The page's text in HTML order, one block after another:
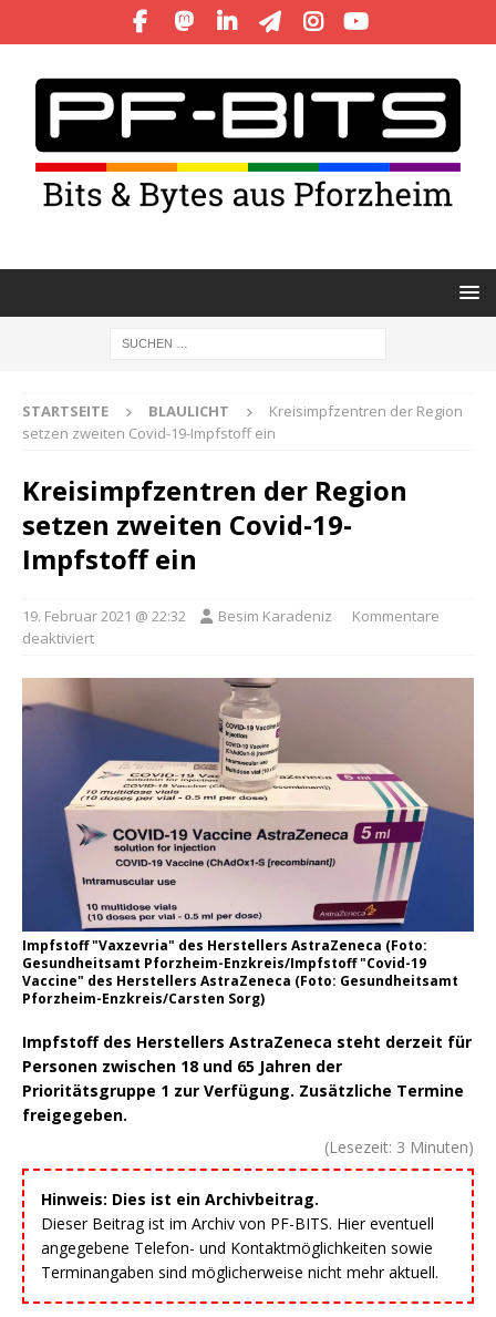
STARTSEITE BLAULICHT
Kreisimpfzentren der Region
setzen zweiten Covid-19-Impfstoff ein
Kreisimpfzentren der Region
setzen zweiten Covid-19-
Impfstoff ein
19. Februar 2021 @ 22:32 Besim Karadeniz
Kommentare
deaktiviert
Impfstoff "Vaxzevria" des Herstellers AstraZeneca (Foto:
Gesundheitsamt Pforzheim-Enzkreis/Impfstoff "Covid-19
Vaccine" des Herstellers AstraZeneca (Foto: Gesundheitsamt
Pforzheim-Enzkreis/Carsten Sorg)
Impfstoff des Herstellers AstraZeneca steht derzeit für
Personen zwischen 18 und 65 Jahren der
Prioritätsgruppe 1 zur Verfügung. Zusätzliche Termine
freigegeben.
(Lesezeit: 3 Minuten)
Hinweis: Dies ist ein Archivbeitrag.
Dieser Beitrag ist im Archiv von PF-BITS. Hier eventuell
angegebene Telefon- und Kontaktmöglichkeiten sowie
Terminangaben sind möglicherweise nicht mehr aktuell.